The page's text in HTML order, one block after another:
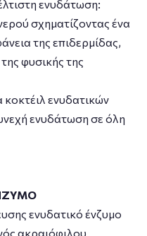
ενυδάτωση:
σχηματίζοντας ένα
της επιδερμίδας,
φυσικής της
ενυδατικών
ενυδάτωση σε όλη
ενυδατικό ένζυμο
ακραιόφιλου